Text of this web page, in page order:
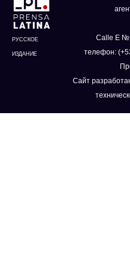
РУССКОЕ
ИЗДАНИЕ
Calle E №
телефон:
Сайт